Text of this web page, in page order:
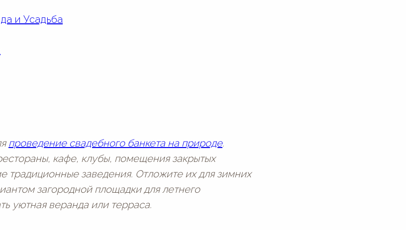
и Усадьба
проведение свадебного банкета на природе.
кафе, клубы, помещения закрытых
традиционные заведения. Отложите их для зимних
загородной площадки для летнего
уютная веранда или терраса.